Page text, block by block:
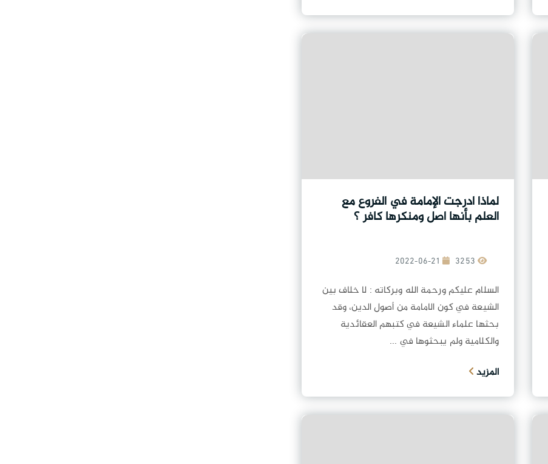
لماذا ادرجت الإمامة في الفروع مع
العلم بأنها اصل ومنكرها كافر ؟
2022-06-21
السلام عليكم ورحمة الله وبركاته : لا خلاف بين
الشيعة في كون الامامة من أصول الدين، وقد
بحثها علماء الشيعة في كتبهم العقائدية
والكلامية ولم يبحثوها في ...
المزيد